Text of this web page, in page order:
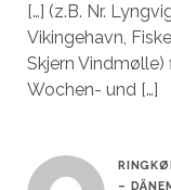
[…] (z.B. Nr.
Vikingehavn,
Skjern
Wochen- und […]
–